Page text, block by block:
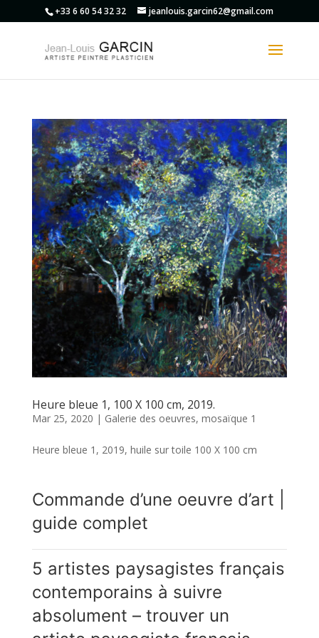
+33 6 60 54 32 32 jeanlouis.garcin62@gmail.com
Heure bleue 1, 100 X 100 cm, 2019.
Mar 25, 2020 | Galerie des oeuvres, mosaïque 1
Heure bleue 1, 2019, huile sur toile 100 X 100 cm
Commande d’une oeuvre d’art |
guide complet
5 artistes paysagistes français
contemporains à suivre
absolument – trouver un